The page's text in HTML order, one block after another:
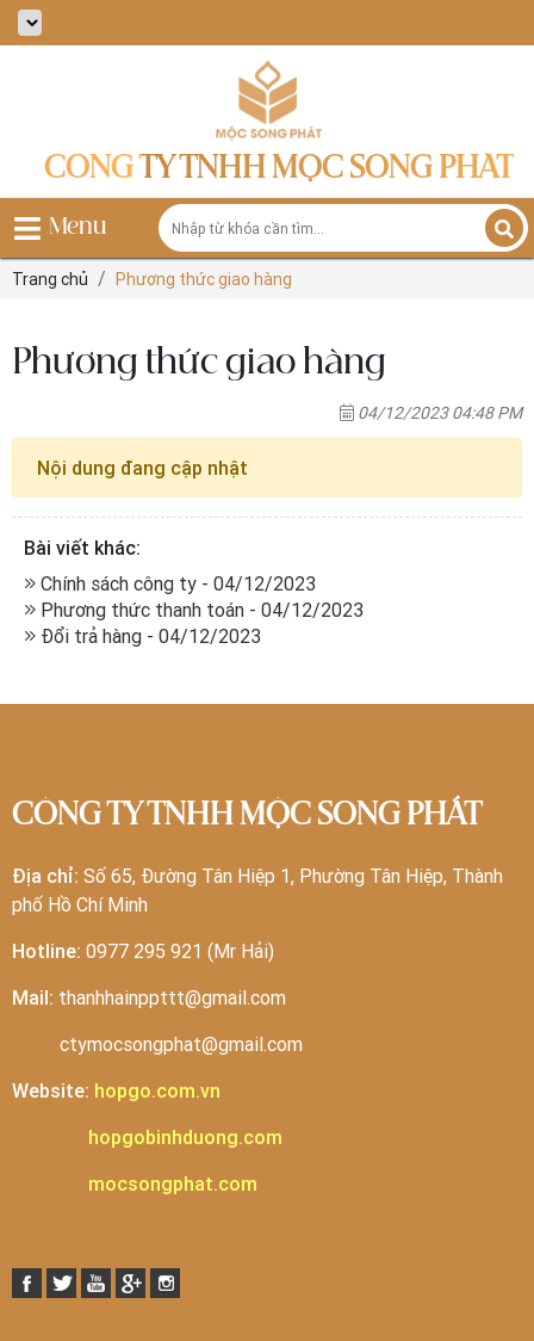
CÔNG TY TNHH MỘC SONG PHÁT
Menu
Trang chủ Phương thức giao hàng
Phương thức giao hàng
04/12/2023 04:48 PM
Nội dung đang cập nhật
Bài viết khác:
Chính sách công ty - 04/12/2023
Phương thức thanh toán - 04/12/2023
Đổi trả hàng - 04/12/2023
CÔNG TY TNHH MỘC SONG PHÁT
Địa chỉ: Số 65, Đường Tân Hiệp 1, Phường Tân Hiệp, Thành
phố Hồ Chí Minh
Hotline: 0977 295 921 (Mr Hải)
Mail: thanhhainppttt@gmail.com
ctymocsongphat@gmail.com
Website: hopgo.com.vn
hopgobinhduong.com
mocsongphat.com